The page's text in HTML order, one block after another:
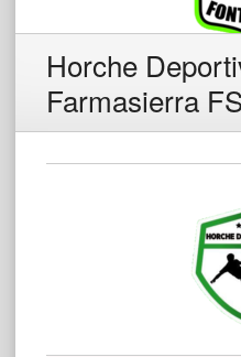
Horche
Farmasierra FS